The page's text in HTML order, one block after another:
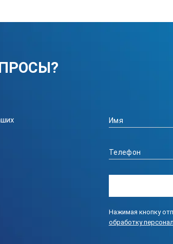
2 режима
Нажимая кнопку
обработку